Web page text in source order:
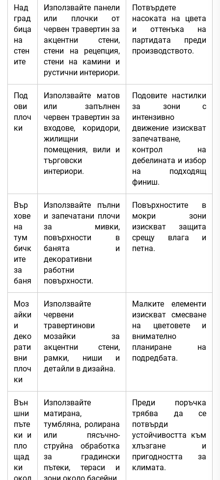
Над
град
бица
на
стен
ите
Използвайте панели
или плочки от
червен травертин за
акцентни стени,
стени на рецепция,
стени на камини и
рустични интериори.
Потвърдете
насоката на цвета
и оттенъка на
партидата преди
производството.
Под
ови
плоч
ки
Използвайте матов
или запълнен
червен травертин за
входове, коридори,
жилищни
помещения, вили и
търговски
интериори.
Подовите настилки
за зони с
интензивно
движение изискват
запечатване,
контрол на
дебелината и избор
на подходящ
финиш.
Вър
хове
на
тум
бичк
ите
за
баня
Използвайте пълни
и запечатани плочи
за мивки,
повърхности в
банята и
декоративни
работни
повърхности.
Повърхностите в
мокри зони
изискват защита
срещу влага и
петна.
Моз
айки
и
деко
рати
вни
плоч
ки
Използвайте
червени
травертинови
мозайки за
акцентни стени,
рамки, ниши и
детайли в дизайна.
Малките елементи
изискват смесване
на цветовете и
внимателно
планиране на
подредбата.
Вън
шни
пъте
ки и
пло
щад
ки
окол
Използвайте
матирана,
тумбляна, ролирана
или пясъчно-
струйна обработка
за градински
пътеки, тераси и
зони около басейни.
Преди поръчка
трябва да се
потвърди
устойчивостта към
хлъзгане и
пригодността за
климата.